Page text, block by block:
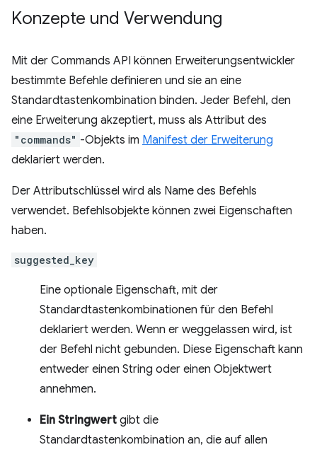
Konzepte und Verwendung
Mit der Commands API können Erweiterungsentwickler
bestimmte Befehle definieren und sie an eine
Standardtastenkombination binden. Jeder Befehl, den
eine Erweiterung akzeptiert, muss als Attribut des
"commands" -Objekts im Manifest der Erweiterung
deklariert werden.
Der Attributschlüssel wird als Name des Befehls
verwendet. Befehlsobjekte können zwei Eigenschaften
haben.
suggested_key
Eine optionale Eigenschaft, mit der
Standardtastenkombinationen für den Befehl
deklariert werden. Wenn er weggelassen wird, ist
der Befehl nicht gebunden. Diese Eigenschaft kann
entweder einen String oder einen Objektwert
annehmen.
Ein Stringwert gibt die
Standardtastenkombination an, die auf allen